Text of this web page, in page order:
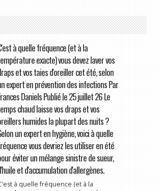
à quelle fréquence (et à la
exacte) vous devez laver vos
et vos taies d'oreiller cet été, selon
expert en prévention des infections Par
Daniels Publié le 25 juillet 26 Le
chaud laisse vos draps et vos
humides la plupart des nuits ?
un expert en hygiène, voici à quelle
vous devriez les utiliser en été
éviter un mélange sinistre de sueur,
et d'accumulation d'allergènes.
à quelle fréquence (et à la